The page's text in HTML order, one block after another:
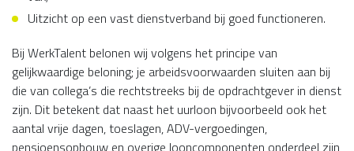
Uitzicht op een vast dienstverband bij goed functioneren.
Bij WerkTalent belonen wij volgens het principe van
gelijkwaardige beloning; je arbeidsvoorwaarden sluiten aan bij
die van collega’s die rechtstreeks bij de opdrachtgever in dienst
zijn. Dit betekent dat naast het uurloon bijvoorbeeld ook het
aantal vrije dagen, toeslagen, ADV-vergoedingen,
pensioensopbouw en overige looncomponenten onderdeel zijn